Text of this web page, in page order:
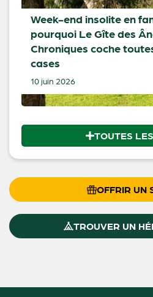
Week-end insolite en
pourquoi Le Gîte des
Chroniques coche
cases
10 juin 2026
TOUTES
OFFRIR UN
TROUVER UN